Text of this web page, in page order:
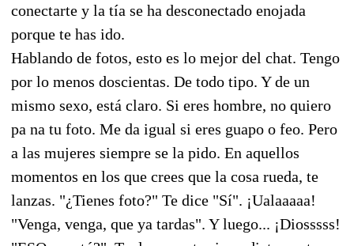
conectarte y la tía se ha desconectado enojada
porque te has ido.
Hablando de fotos, esto es lo mejor del chat. Tengo
por lo menos doscientas. De todo tipo. Y de un
mismo sexo, está claro. Si eres hombre, no quiero
pa na tu foto. Me da igual si eres guapo o feo. Pero
a las mujeres siempre se la pido. En aquellos
momentos en los que crees que la cosa rueda, te
lanzas. "¿Tienes foto?" Te dice "Sí". ¡Ualaaaaa!
"Venga, venga, que ya tardas". Y luego... ¡Diosssss!